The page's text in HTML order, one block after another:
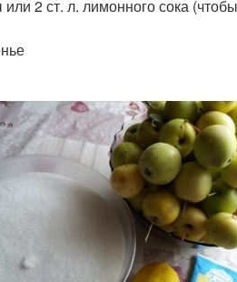
2 ст. л. лимонного сока